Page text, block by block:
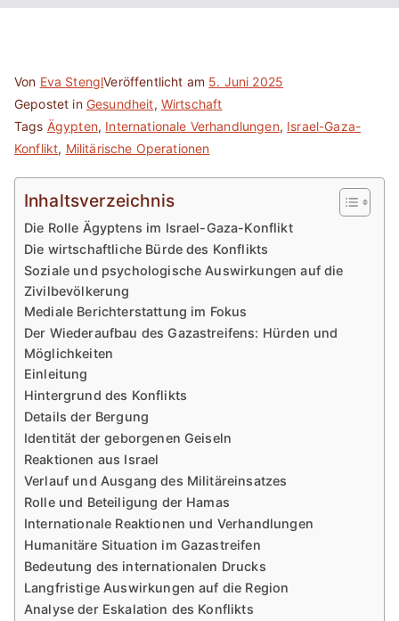
Von Eva StenglVeröffentlicht am 5. Juni 2025
Gepostet in Gesundheit, Wirtschaft
Tags Ägypten, Internationale Verhandlungen, Israel-Gaza-
Konflikt, Militärische Operationen
Inhaltsverzeichnis
Die Rolle Ägyptens im Israel-Gaza-Konflikt
Die wirtschaftliche Bürde des Konflikts
Soziale und psychologische Auswirkungen auf die
Zivilbevölkerung
Mediale Berichterstattung im Fokus
Der Wiederaufbau des Gazastreifens: Hürden und
Möglichkeiten
Einleitung
Hintergrund des Konflikts
Details der Bergung
Identität der geborgenen Geiseln
Reaktionen aus Israel
Verlauf und Ausgang des Militäreinsatzes
Rolle und Beteiligung der Hamas
Internationale Reaktionen und Verhandlungen
Humanitäre Situation im Gazastreifen
Bedeutung des internationalen Drucks
Langfristige Auswirkungen auf die Region
Analyse der Eskalation des Konflikts